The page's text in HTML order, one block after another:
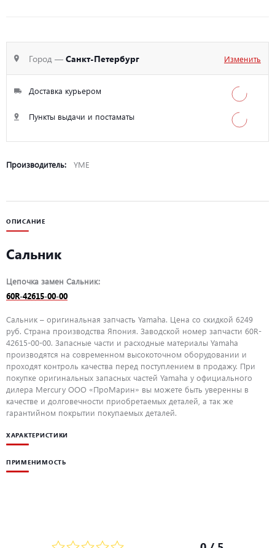
Город — Санкт-Петербург Изменить
Доставка курьером
Пункты выдачи и постаматы
Производитель: YME
ОПИСАНИЕ
Сальник
Цепочка замен Сальник:
60R-42615-00-00
Сальник – оригинальная запчасть Yamaha. Цена со скидкой 6249
руб. Страна производства Япония. Заводской номер запчасти 60R-
42615-00-00. Запасные части и расходные материалы Yamaha
производятся на современном высокоточном оборудовании и
проходят контроль качества перед поступлением в продажу. При
покупке оригинальных запасных частей Yamaha у официального
дилера Mercury ООО «ПроМарин» вы можете быть уверенны в
качестве и долговечности приобретаемых деталей, а так же
гарантийном покрытии покупаемых деталей.
ХАРАКТЕРИСТИКИ
ПРИМЕНИМОСТЬ